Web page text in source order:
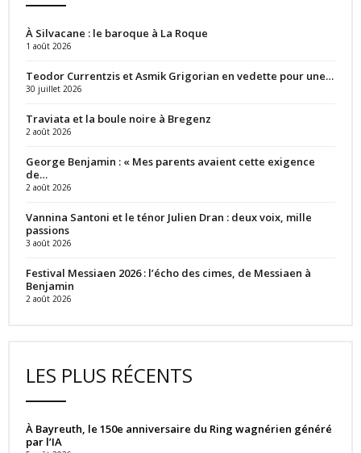
À Silvacane : le baroque à La Roque
1 août 2026
Teodor Currentzis et Asmik Grigorian en vedette pour une…
30 juillet 2026
Traviata et la boule noire à Bregenz
2 août 2026
George Benjamin : « Mes parents avaient cette exigence
de…
2 août 2026
Vannina Santoni et le ténor Julien Dran : deux voix, mille
passions
3 août 2026
Festival Messiaen 2026 : l’écho des cimes, de Messiaen à
Benjamin
2 août 2026
LES PLUS RÉCENTS
À Bayreuth, le 150e anniversaire du Ring wagnérien généré
par l’IA